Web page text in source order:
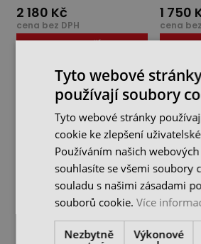
2 180 Kč
cena bez DPH
DO KOŠÍKU
1 750
cena
12dílná sada
8dílná
Tyto webové
používají soubory
Tyto webové stránky
cookie ke zlepšení
Používáním našich
souhlasíte se všemi soubory
souladu s našimi zásadami
souborů cookie.Více
Nezbytně
Výkonové